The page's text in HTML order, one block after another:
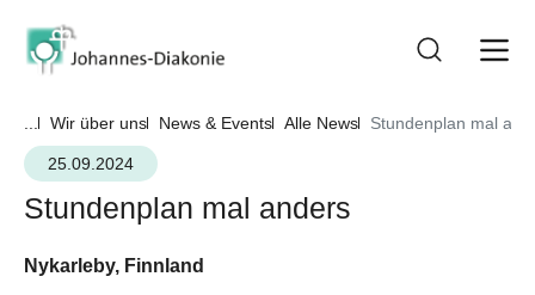
... Wir über uns News & Events Alle News
Stundenplan mal
25.09.2024
Stundenplan mal anders
Nykarleby, Finnland